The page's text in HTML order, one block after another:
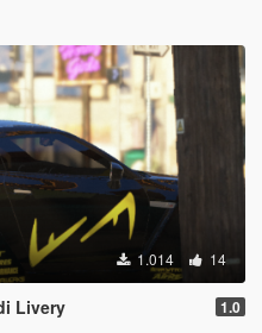
1.014 14
Livery 1.0